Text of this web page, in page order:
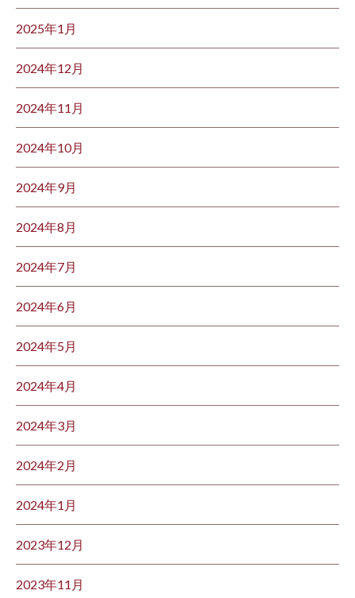
2025年1月
2024年12月
2024年11月
2024年10月
2024年9月
2024年8月
2024年7月
2024年6月
2024年5月
2024年4月
2024年3月
2024年2月
2024年1月
2023年12月
2023年11月